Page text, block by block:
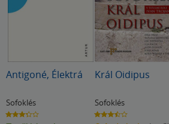
Antigoné, Élektrá
Sofoklés
3.3
z
Král Oidipus
Sofoklés
3.5
z